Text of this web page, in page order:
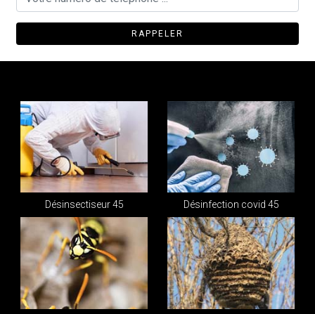
Désinsectiseur 45 Désinfection covid 45